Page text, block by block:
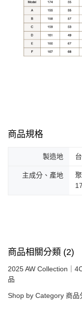
商品規格
製造地
主成分、產地
商品相關分類 (2)
2025 AW Collection｜
品
Shop by Category 商品